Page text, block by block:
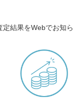
定結果をWebでお知ら